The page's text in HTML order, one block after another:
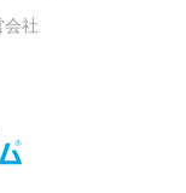
会社